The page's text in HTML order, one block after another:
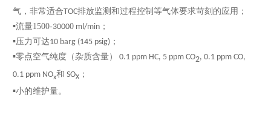
气，非常适合TOC排放监测和过程控制等气体要求苛刻的应用 ；
▪︎流量1500-30000 ml/min ；
▪︎压力可达10 barg (145 psig) ；
▪︎零 点空气纯度 （杂质含量） 0.1 ppm HC, 5 ppm CO2, 0.1 ppm CO,
0.1 ppm NOx和 SOx ；
▪︎小的维护量。